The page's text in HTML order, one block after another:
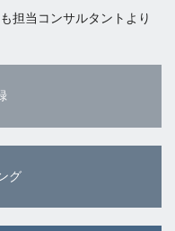
担当コンサルタントより
グ